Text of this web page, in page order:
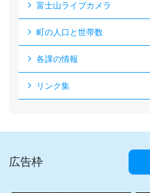
富士山ライブカメラ
町の人口と世帯数
各課の情報
リンク集
広告枠